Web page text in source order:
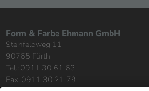
Form & Farbe Ehmann GmbH
Steinfeldweg 11
90765 Fürth
Tel.: 0911 30 61 63
Fax: 0911 30 21 79